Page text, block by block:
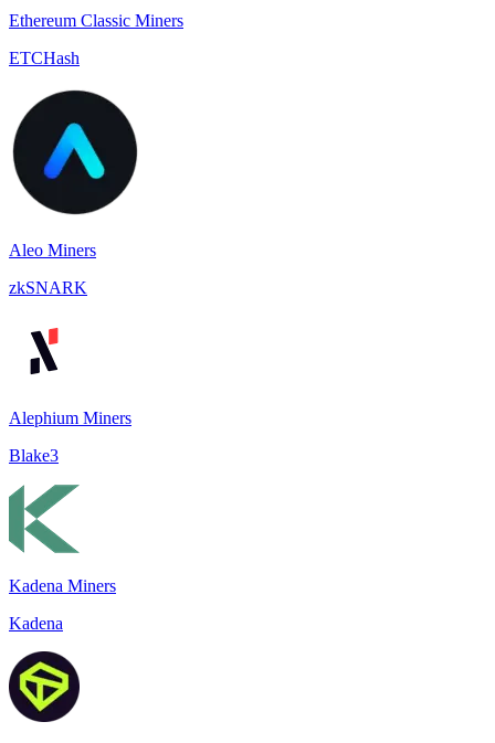
Ethereum Classic Miners
ETCHash
Aleo Miners
zkSNARK
Alephium Miners
Blake3
Kadena Miners
Kadena